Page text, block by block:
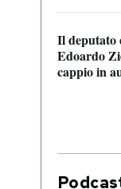
Il deputato
Edoardo
cappio in